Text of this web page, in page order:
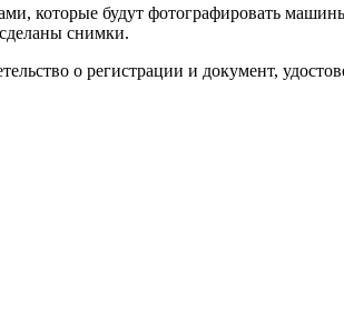
будут фотографировать машины
снимки.
о регистрации и документ,